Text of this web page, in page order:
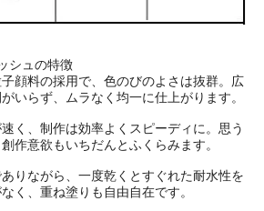
シュの特徴
顔料の採用で、色のびのよさは抜群。広
いらず、ムラなく均一に仕上がります。
く、制作は効率よくスピーディに。思う
作意欲もいちだんとふくらみます。
りながら、一度乾くとすぐれた耐水性を
く、重ね塗りも自由自在です。